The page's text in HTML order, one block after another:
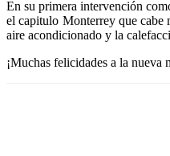
En su primera intervención
el capitulo Monterrey que cabe
aire acondicionado y la
¡Muchas felicidades a la nueva